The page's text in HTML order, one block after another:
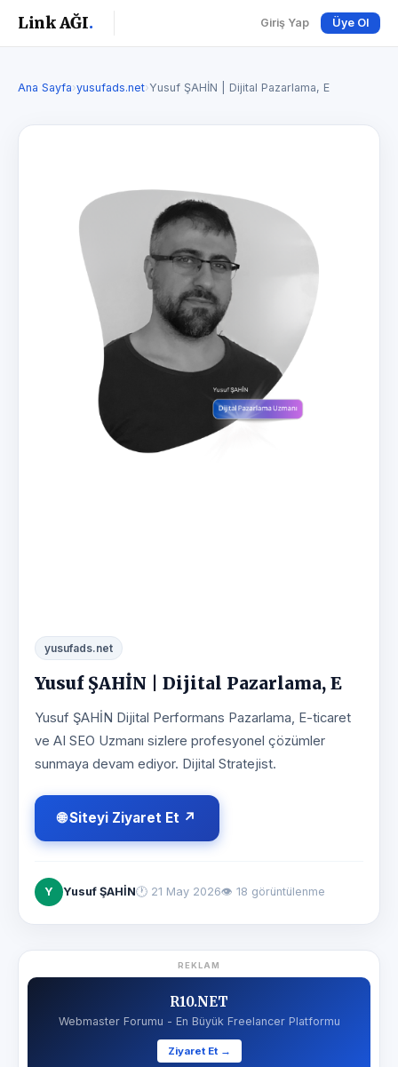
Link AĞI. Giriş Yap Üye Ol
Ana Sayfa›yusufads.net›Yusuf ŞAHİN | Dijital Pazarlama, E
yusufads.net
Yusuf ŞAHİN | Dijital Pazarlama, E
Yusuf ŞAHİN Dijital Performans Pazarlama, E-ticaret
ve AI SEO Uzmanı sizlere profesyonel çözümler
sunmaya devam ediyor. Dijital Stratejist.
🌐 Siteyi Ziyaret Et ↗
Y Yusuf ŞAHİN🕐 21 May 2026👁 18 görüntülenme
REKLAM
R10.NET
Webmaster Forumu - En Büyük Freelancer Platformu
Ziyaret Et →